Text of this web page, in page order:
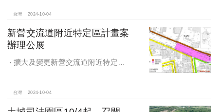
台灣 2024-10-04
新營交流道附近特定區計畫案
辦理公展
擴大及變更新營交流道附近特定區
台灣 2024-10-04